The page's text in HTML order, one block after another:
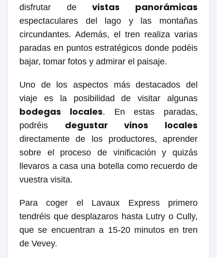
disfrutar devistas panorámicas
espectaculares del lago y las montañas
circundantes. Además, el tren realiza varias
paradas en puntos estratégicos donde podéis
bajar, tomar fotos y admirar el paisaje.
Uno de los aspectos más destacados del
viaje es la posibilidad de visitar algunas
bodegas locales. En estas paradas,
podréis degustar vinos locales
directamente de los productores, aprender
sobre el proceso de vinificación y quizás
llevaros a casa una botella como recuerdo de
vuestra visita.
Para coger el Lavaux Express primero
tendréis que desplazaros hasta Lutry o Cully,
que se encuentran a 15-20 minutos en tren
de Vevey.